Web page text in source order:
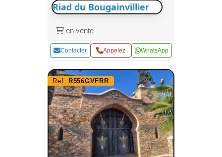
Riad du Bougainvillier
en vente
Contacter Appelez WhatsApp
Ref: R556GVFRR